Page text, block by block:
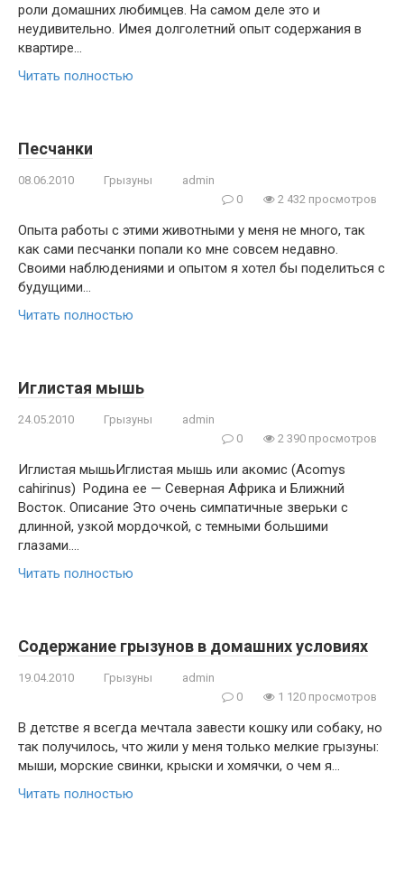
роли домашних любимцев. На самом деле это и
неудивительно. Имея долголетний опыт содержания в
квартире…
Читать полностью
Песчанки
08.06.2010 Грызуны
admin
0
2 432 просмотров
Опыта работы с этими животными у меня не много, так
как сами песчанки попали ко мне совсем недавно.
Своими наблюдениями и опытом я хотел бы поделиться с
будущими…
Читать полностью
Иглистая мышь
24.05.2010 Грызуны
admin
0
2 390 просмотров
Иглистая мышьИглистая мышь или акомис (Acomys
cahirinus) Родина ее — Северная Африка и Ближний
Восток. Описание Это очень симпатичные зверьки с
длинной, узкой мордочкой, с темными большими
глазами….
Читать полностью
Содержание грызунов в домашних условиях
19.04.2010 Грызуны
admin
0
1 120 просмотров
В детстве я всегда мечтала завести кошку или собаку, но
так получилось, что жили у меня только мелкие грызуны:
мыши, морские свинки, крыски и хомячки, о чем я…
Читать полностью